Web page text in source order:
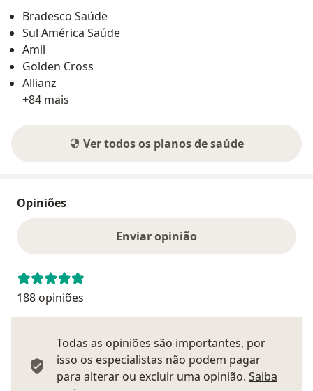
Bradesco Saúde
Sul América Saúde
Amil
Golden Cross
Allianz
+84 mais
Ver todos os planos de saúde
Opiniões
Enviar opinião
188 opiniões
Todas as opiniões são importantes, por
isso os especialistas não podem pagar
para alterar ou excluir uma opinião. Saiba